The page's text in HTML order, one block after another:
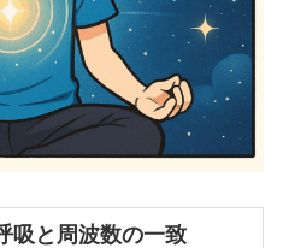
吸と周波数の一致